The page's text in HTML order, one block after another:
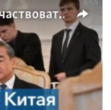
Глава МИД КНР: Пекин хочет участвовать в завершении конфликта в Украине
available